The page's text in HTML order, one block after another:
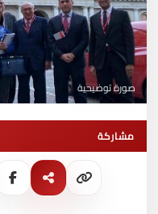
صورة توضيحية
مشاركة